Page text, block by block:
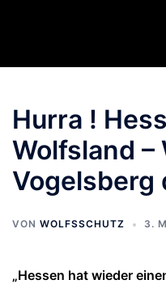
Hurra !
Wolfsland –
Vogelsberg
VON WOLFSSCHUTZ 3.
„Hessen hat wieder